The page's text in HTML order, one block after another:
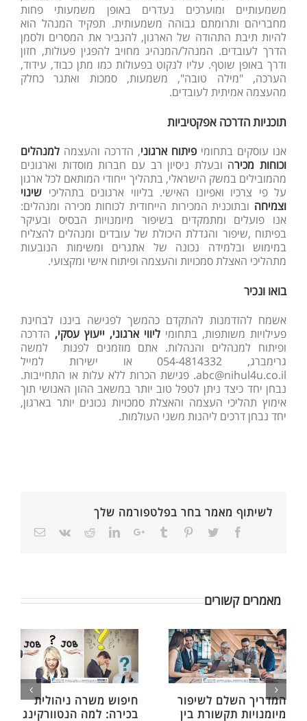
משמעותיים ומוערכים נעדרים באופן משמעותי פחות
מחבריהם ותרומתם גבוהה משמעותית. תפקיד המנהל הוא
להיות תיבת התהודה של הארגון, להגביר את המסרים ולסמן
הדרך לעובדים. המנהל/המנהיג מחויב להפגין פעולות, חזון
ודרך באופן שוטף. עליו לנקוט בפעולות כמו מתן כבוד, עידוד,
הערכה, "מילה טובה", משמעות, סמכות ואתגר כחלק
מהעצמה אמיתית לעובדים.
תוכניות הדרכה אפקטיביות
אנו עוסקים בתחומי פיתוח ארגוני, הדרכה והעצמה למנהלים
וכוחות מכירה ובעלת ניסיון רב עם חברות מוסדות וארגונים
מהמובילים במשק הישראלי, בתהליך ייחודי המותאם לכל ארגון
על פי צרכיו ואפיונו האישי. בליווי ארגונים בתהליכי שינוי
וצמיחה ובתוכנית המכירות הייחודית לכוחות מכירה ומנהלים:
אנו פועלים ומתמקדים בשיפור מיומנויות הבסיס ובעיקר
בפיתוח ,שיפור והגדלת היכולת של עובדים ומנהלים להצליח
במימוש ובלמידה נכונה של אתגרים ומשימות הנובעות
מתהליכי האצלת סמכויות והעצמה ופיתוח אישי ומקצועי.
בואו ונכיר
אשמח להזדמנות להתקדם כהמשך לפגישה ביננו לבחינת
פעילויות משותפות, בתחומי ליווי ארגוני, ייעוץ עסקי, הדרכה
ופיתוח למנהלים והנהלות. אתם מוזמנים לפנות למשה
גרימברג, 054-4814332 או ישירות למייל
abc@nihul4u.co.il. פגישת הכרות ללא עלות או התחייבות.
נבחן יחד כיצד ניתן לטפל טוב יותר במשאב ההון האנושי תוך
אימוץ תהליכי העצמה והאצלת סמכויות נכונים יותר בארגון,
יחד נבחן דרכים ליהנות משני העולמות.
לשיתוף מאמר בחר בפלטפורמה שלך
מאמרים קשורים
חיפוש משרה ניהולית
בכירה: למה הנטוורקינג
המדריך השלם לשיפור
מיומנויות תקשורת בין